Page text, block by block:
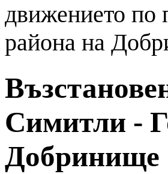
движението по
района на
Симитли -
Добринище